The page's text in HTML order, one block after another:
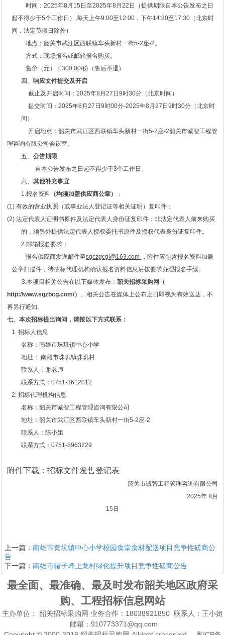
时间：2025年8月15日至2025年8月22日（提供期限自本公告发布之日
起不得少于5个工作日） ,每天上午9:00至12:00，下午14:30至17:30（北京时
间，法定节假日除外）
地点：韶关市武江区西联镇车头新村一街5-2座-2。
方式：现场报名或邮箱报名购买。
售价（元）：300.00/份（售后不退）
四、 响应文件提交及开启
截止及开启时间：2025年8月27日9时30分（北京时间）
提交时间：2025年8月27日9时00分-2025年8 月 27 日 9时30分 （北京时
间）
开启地点：韶关市武江区西联镇车头新村一街5-2座-2韶关市诚智工程管
理咨询有限公司 会议室。
五、 公告期限
自本公告发布之日起不得少于3个工作日。
六、 其他补充事宜
1.报名资料 （均须加盖供应商公章）
：
(1) 有效的营业执照（或事业法人登记证等相关证明）复印件；
(2) 法定代表人证明书原件及法定代表人身份证复印件；非法定代表人前来购买
的，须另外提供法定代表人授权委托书原件及授权代表身份证复印件。
2.邮箱报名要求：
报名供应商发送邮件至sgczgcgl@163.com ，附件应包含报名资料加盖
公章扫描件，待招标代理机构确认报名资料信息后按要求办理报名手续。
3.本项目相关公告在以下媒体发布： 韶关招标采购网（
http://www.sgzbcg.com/） 。相关公告在媒体上公布之日即视为有效送达，不
再另行通知。
七、 本次招标提出询问，请按以下方式联系：
1. 招标人信息
名称：南雄市珠玑镇中心小学
地址：南雄市珠玑镇珠玑村
联系人：谢老师
联系方式：0751-3612012
2. 招标代理机构信息
名称：韶关市诚智工程管理咨询有限公司
地址： 韶关市武江区西联镇车头新村一街5-2座-2
联系人：陈小姐
联系方式：0751-8963229
附件下载： 招标文件发售登记表
韶关市诚智工程管理咨询有限公司
2025年 8月
15日
上一篇： 南雄市黄坑镇中心小学校园食堂食材配送项目竞争性磋商公
告
下一篇： 南雄市帽子峰上龙村绿化提升项目竞争性磋商公告
最全面、最准确、最及时发布韶关地区政府采
购、工程招标信息网站
主办单位： 韶关招标采购网 业务合作：18038921850 联系人：王小姐
邮箱：910773371@qq.com